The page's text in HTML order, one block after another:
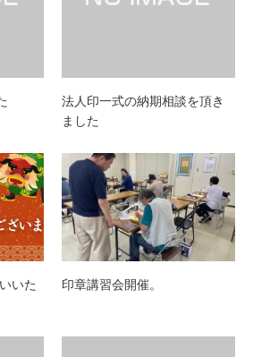
法人印一式の納期相談を頂き
ました
いた
印章講習会開催。